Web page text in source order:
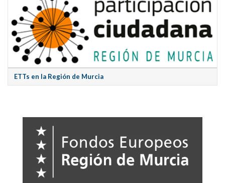
ETTs en la Región de Murcia